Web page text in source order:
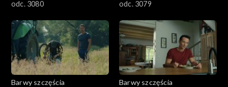
odc. 3080
odc. 3079
Barwy szczęścia
Barwy szczęścia